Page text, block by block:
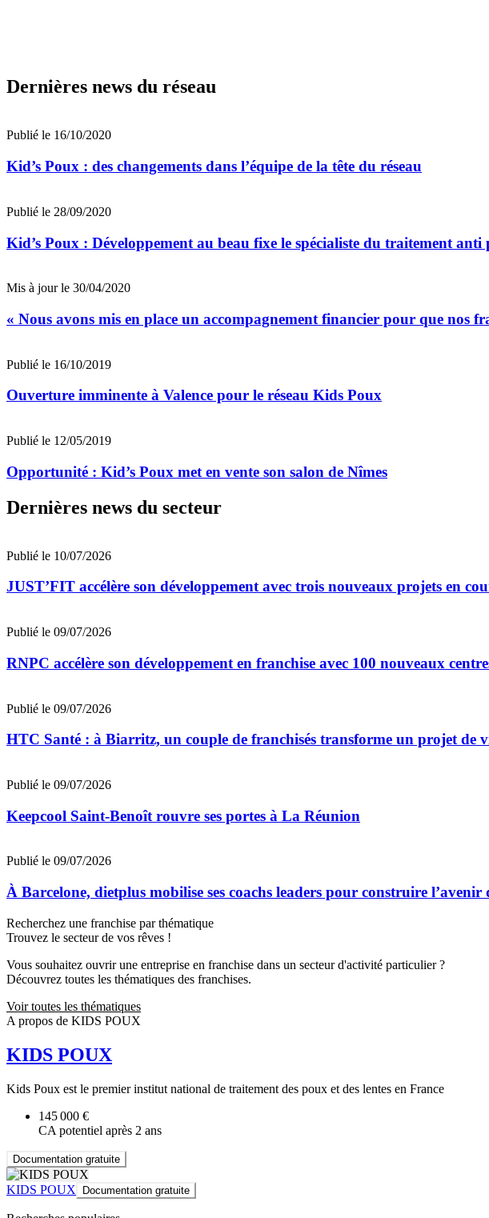
Dernières news du réseau
Publié le 16/10/2020
Kid’s Poux : des changements dans l’équipe de la tête du réseau
Publié le 28/09/2020
Kid’s Poux : Développement au beau fixe le spécialiste du traitement anti
Mis à jour le 30/04/2020
« Nous avons mis en place un accompagnement financier pour que nos
Publié le 16/10/2019
Ouverture imminente à Valence pour le réseau Kids Poux
Publié le 12/05/2019
Opportunité : Kid’s Poux met en vente son salon de Nîmes
Dernières news du secteur
Publié le 10/07/2026
JUST’FIT accélère son développement avec trois nouveaux projets en
Publié le 09/07/2026
RNPC accélère son développement en franchise avec 100 nouveaux
Publié le 09/07/2026
HTC Santé : à Biarritz, un couple de franchisés transforme un projet de
Publié le 09/07/2026
Keepcool Saint-Benoît rouvre ses portes à La Réunion
Publié le 09/07/2026
À Barcelone, dietplus mobilise ses coachs leaders pour construire l’avenir
Recherchez une franchise par thématique
Trouvez le secteur de vos rêves !
Vous souhaitez ouvrir une entreprise en franchise dans un secteur d'activité particulier ?
Découvrez toutes les thématiques des franchises.
Voir toutes les thématiques
A propos de KIDS POUX
KIDS POUX
Kids Poux est le premier institut national de traitement des poux et des lentes en France
145 000 €
CA potentiel après 2 ans
Documentation gratuite
KIDS POUX Documentation gratuite